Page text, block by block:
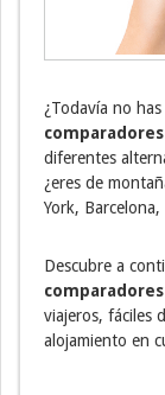
¿Todavía no
diferentes
¿eres de
York,
Descubre a
viajeros, fáciles
alojamiento en